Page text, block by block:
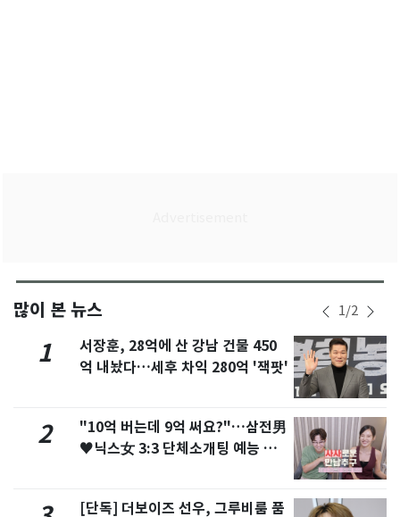
많이 본 뉴스 1/2
1
서장훈, 28억에 산 강남 건물 450
억 내놨다…세후 차익 280억 '잭팟'
2
"10억 버는데 9억 써요?"…삼전男
♥닉스女 3:3 단체소개팅 예능 화
[단독] 더보이즈 선우, 그루비룸 품